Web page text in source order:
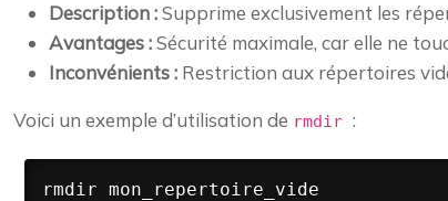
Description :Supprime exclusivement les
Avantages :Sécurité maximale, car elle ne
Inconvénients : Restriction aux répertoires
Voici un exemple d’utilisation de rmdir :
rmdir mon_repertoire_vide